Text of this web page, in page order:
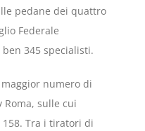
pedane dei quattro
Federale
ben 345 specialisti.
numero di
sulle cui
Tra i tiratori di